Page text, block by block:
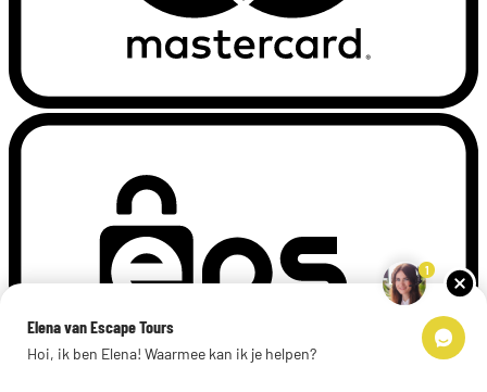
1
Elena van Escape Tours
Hoi, ik ben Elena! Waarmee kan ik je helpen?